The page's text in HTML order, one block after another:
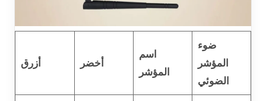
ضوء
المؤشر
الضوئي
اسم
المؤشر
أخضر أزرق